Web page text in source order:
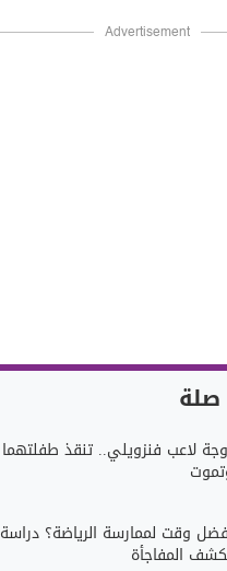
Advertisement
لاعب فنزويلي.. تنقذ طفلتهما
وقت لممارسة الرياضة؟ دراسة
المفاجأة